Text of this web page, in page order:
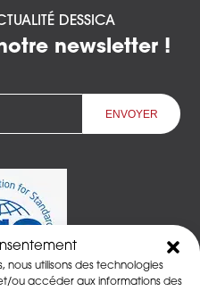
nous utilisons des technologies
ou accéder aux informations des
DESSICA
newsletter !